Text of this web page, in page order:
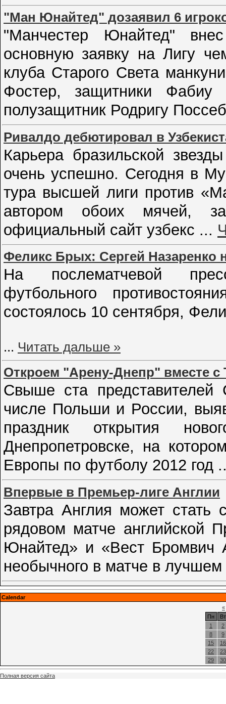
"Ман Юнайтед" дозаявил 6
"Манчестер Юнайтед"
основную заявку на Лигу
клуба Старого Света
Фостер, защитники
полузащитник Родригу
Ривалдо дебютировал в
Карьера бразильской
очень успешно. Сегодня в
тура высшей лиги против
автором обоих мячей,
официальный сайт узбекс ...
Феликс Брых: Сергей Назаренко
На послематчевой
футбольного
состоялось 10 сентября,
... Читать дальше »
Откроем "Арену-Днепр" вместе с
Свыше ста
числе Польши и России,
праздник открытия
Днепропетровске, на
Европы по футболу 2012 год
Впервые в Премьер-лиге Англии
Завтра Англия может стать
рядовом матче английской
Юнайтед» и «Вест Бромвич
необычного в матче в
Calendar
«
Пн
Вт
1
2
8
9
15
16
22
23
29
30
Полная версия сайта